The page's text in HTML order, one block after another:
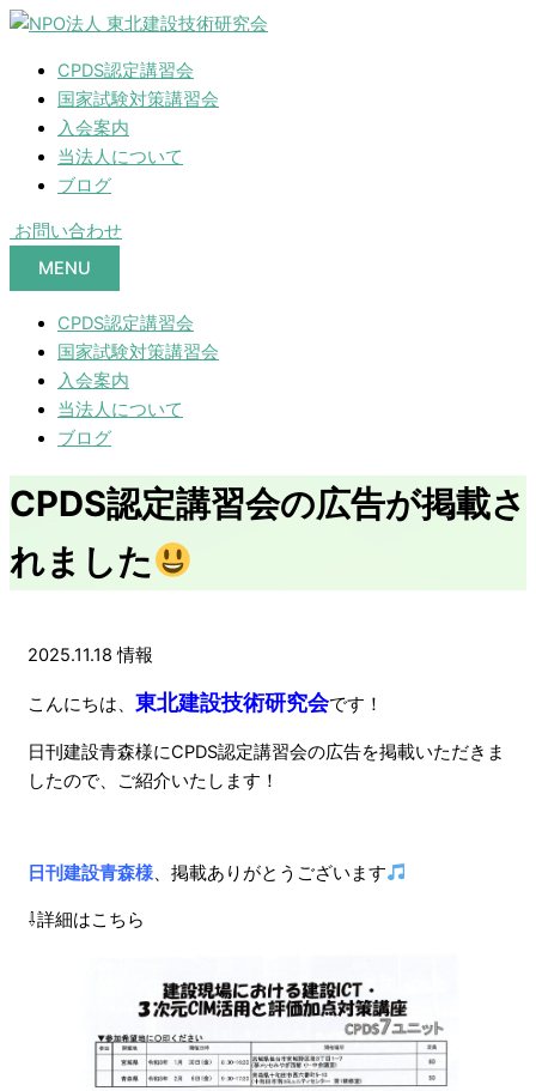
CPDS認定講習会
国家試験対策講習会
入会案内
当法人について
ブログ
お問い合わせ
MENU
CPDS認定講習会
国家試験対策講習会
入会案内
当法人について
ブログ
CPDS認定講習会の広告が掲載さ
れました
2025.11.18 情報
こんにちは、 東北建設技術研究会です！
日刊建設青森様にCPDS認定講習会の広告を掲載いただきま
したので、ご紹介いたします！
日刊建設青森様、掲載ありがとうございます
⇩詳細はこちら